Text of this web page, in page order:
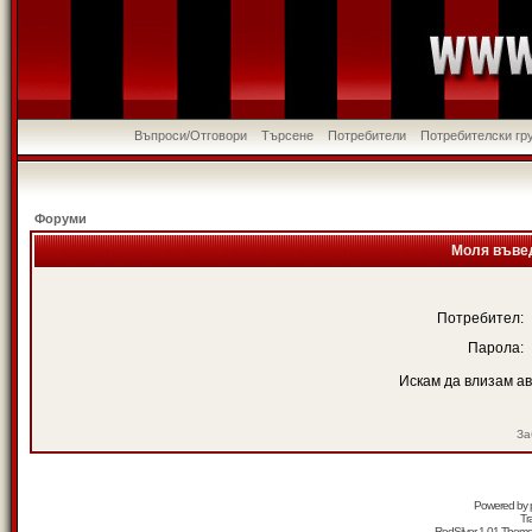
Въпроси/Отговори Търсене Потребители Потребителски
Форуми
Моля
Потребител:
Парола:
Искам да влизам
Powered by